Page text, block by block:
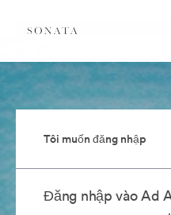
Tôi muốn đăng nhập
Đăng nhập vào Ad